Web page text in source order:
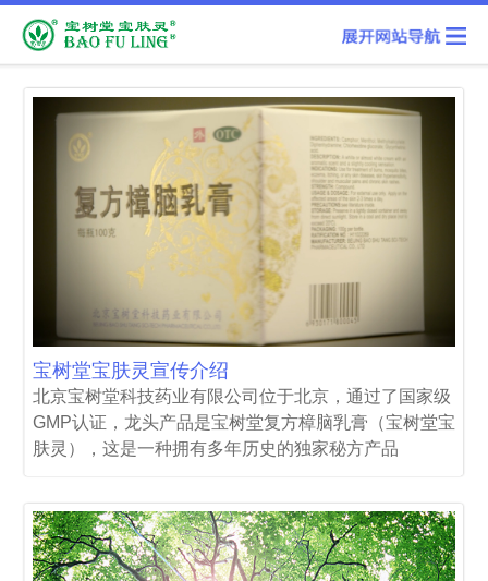
宝树堂宝肤灵宣传介绍
北京宝树堂科技药业有限公司位于北京，通过了国家级
GMP认证，龙头产品是宝树堂复方樟脑乳膏（宝树堂宝
肤灵），这是一种拥有多年历史的独家秘方产品